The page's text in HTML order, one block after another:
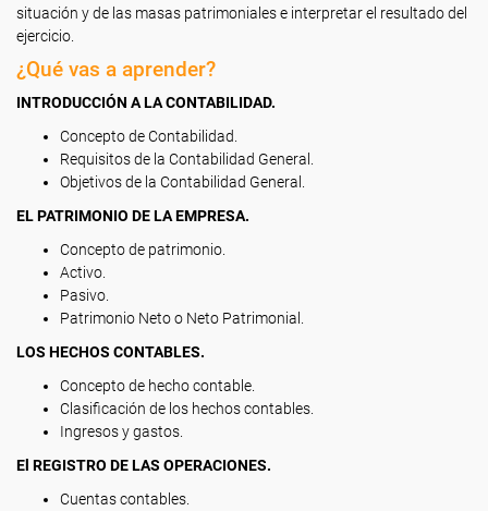
situación y de las masas patrimoniales e interpretar el resultado del
ejercicio.
¿Qué vas a aprender?
INTRODUCCIÓN A LA CONTABILIDAD.
Concepto de Contabilidad.
Requisitos de la Contabilidad General.
Objetivos de la Contabilidad General.
EL PATRIMONIO DE LA EMPRESA.
Concepto de patrimonio.
Activo.
Pasivo.
Patrimonio Neto o Neto Patrimonial.
LOS HECHOS CONTABLES.
Concepto de hecho contable.
Clasificación de los hechos contables.
Ingresos y gastos.
El REGISTRO DE LAS OPERACIONES.
Cuentas contables.